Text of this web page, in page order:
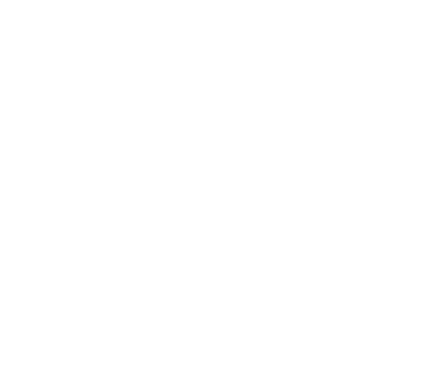
，共祈平安吉祥
家平安的殊勝因緣。
的虔誠心意
同向七娘媽祝壽祈福
事業順遂、百邪退散。